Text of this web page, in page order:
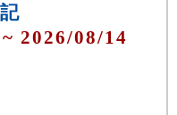
2026/08/14